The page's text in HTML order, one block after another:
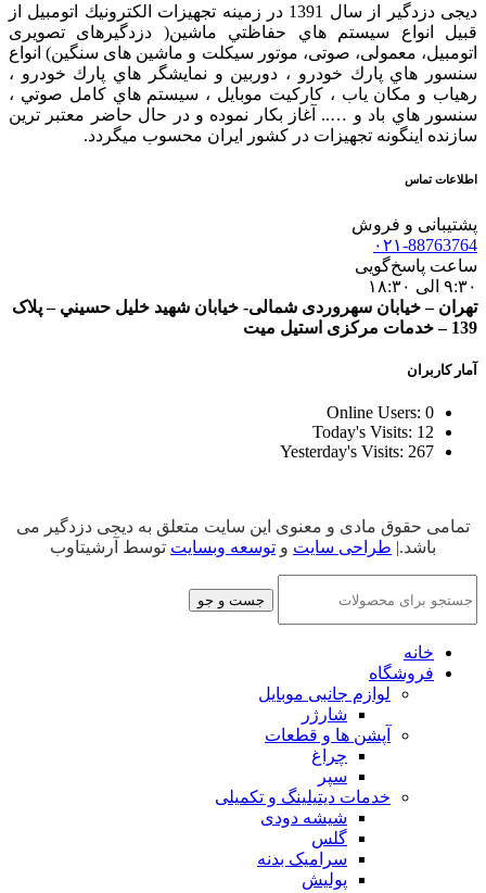
دیجی دزدگیر از سال 1391 در زمينه تجهيزات الكترونيك اتومبیل از
قبيل انواع سيستم هاي حفاظتي ماشین( دزدگيرهای تصویری
اتومبیل، معمولی، صوتی، موتور سیکلت و ماشین های سنگین) انواع
سنسور هاي پارك خودرو ، دوربين و نمايشگر هاي پارك خودرو ،
رهياب و مكان ياب ، كاركيت موبايل ، سيستم هاي كامل صوتي ،
سنسور هاي باد و ….. آغاز بكار نموده و در حال حاضر معتبر ترين
سازنده اينگونه تجهيزات در كشور ایران محسوب ميگردد.
اطلاعات تماس
پشتیبانی و فروش
۰۲۱-88763764
ساعت پاسخ‌گویی
۹:۳۰ الی ۱۸:۳۰
تهران – خيابان سهروردی شمالی- خيابان شهيد خليل حسيني – پلاک
139 – خدمات مرکزی استیل میت
آمار کاربران
Online Users: 0
Today's Visits: 12
Yesterday's Visits: 267
تمامی حقوق مادی و معنوی این سایت متعلق به دیجی دزدگیر می
باشد.| طراحی سایت و توسعه وبسایت توسط آرشیتاوب
جست و جو
خانه
فروشگاه
لوازم جانبی موبایل
شارژر
آپشن ها و قطعات
چراغ
سپر
خدمات دیتیلینگ و تکمیلی
شیشه دودی
گلس
سرامیک بدنه
پولیش